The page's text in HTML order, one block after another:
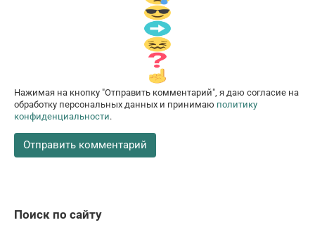
Нажимая на кнопку "Отправить комментарий", я даю согласие на
обработку персональных данных и принимаю политику
конфиденциальности.
Поиск по сайту